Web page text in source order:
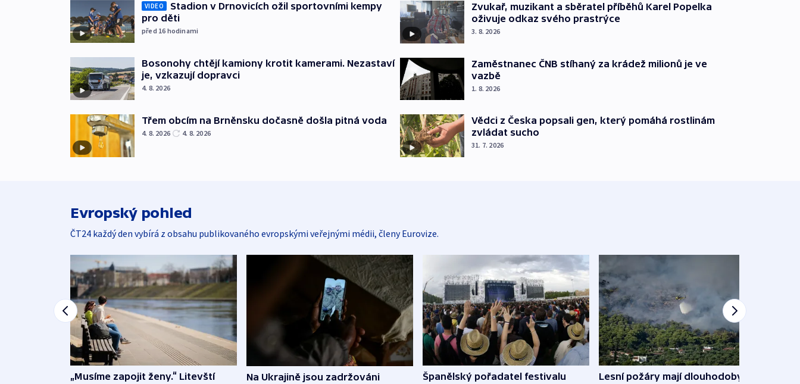
VIDEO
Stadion v Drnovicích ožil sportovními kempy
pro děti
před 16 hodinami
Bosonohy chtějí kamiony krotit kamerami. Nezastaví
je, vzkazují dopravci
4. 8. 2026
Třem obcím na Brněnsku dočasně došla pitná voda
4. 8. 2026 4. 8. 2026
Zvukař, muzikant a sběratel příběhů Karel Popelka
oživuje odkaz svého prastrýce
3. 8. 2026
Zaměstnanec ČNB stíhaný za krádež milionů je ve
vazbě
1. 8. 2026
Vědci z Česka popsali gen, který pomáhá rostlinám
zvládat sucho
31. 7. 2026
Evropský pohled
ČT24 každý den vybírá z obsahu publikovaného evropskými veřejnými médii, členy Eurovize.
„Musíme zapojit ženy.“ Litevští
Na Ukrajině jsou zadržováni
Španělský pořadatel festivalu
Lesní požáry mají dlouhodobý